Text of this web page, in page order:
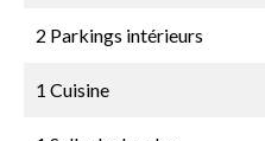
2 Parkings intérieurs
1 Cuisine